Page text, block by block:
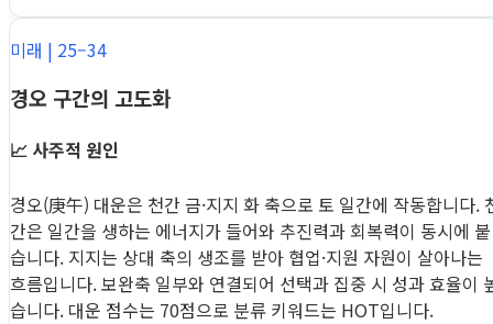
미래 | 25–34
경오 구간의 고도화
📈 사주적 원인
경오(庚午) 대운은 천간 금·지지 화 축으로 토 일간에 작동합니다.
간은 일간을 생하는 에너지가 들어와 추진력과 회복력이 동시에 붙
습니다. 지지는 상대 축의 생조를 받아 협업·지원 자원이 살아나는
흐름입니다. 보완축 일부와 연결되어 선택과 집중 시 성과 효율이
습니다. 대운 점수는 70점으로 분류 키워드는 HOT입니다.